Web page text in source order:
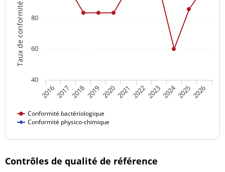
Taux de conformité
Conformité bactériologique
Conformité physico-chimique
20162017 201820192020202120222023202420252026
60
80
40
Contrôles de qualité de référence